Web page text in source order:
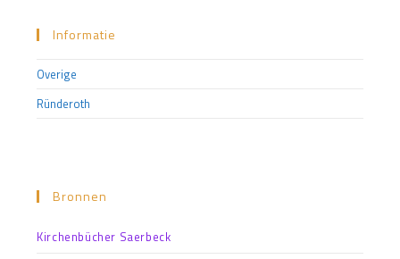
Informatie
Overige
Ründeroth
Bronnen
Kirchenbücher Saerbeck